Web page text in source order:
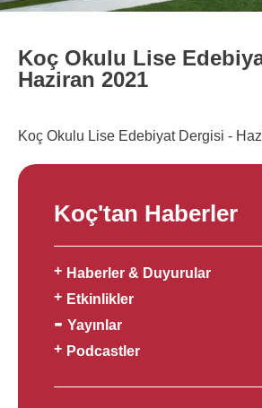
Koç Okulu Lise
Haziran 2021
Koç Okulu Lise Edebiyat Dergisi -
Koç'tan Haberler
Haberler & Duyurular
Etkinlikler
Yayınlar
Podcastler